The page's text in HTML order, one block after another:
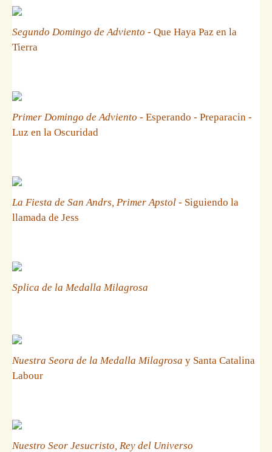
Segundo Domingo de Adviento - Que Haya Paz en la
Tierra
Primer Domingo de Adviento - Esperando - Preparacin -
Luz en la Oscuridad
La Fiesta de San Andrs, Primer Apstol - Siguiendo la
llamada de Jess
Splica de la Medalla Milagrosa
Nuestra Seora de la Medalla Milagrosa y Santa Catalina
Labour
Nuestro Seor Jesucristo, Rey del Universo